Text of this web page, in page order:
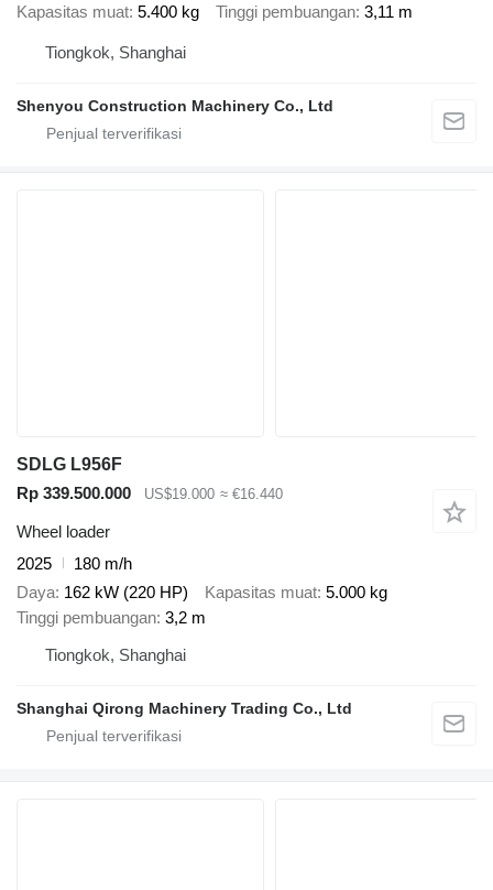
Kapasitas muat 5.400 kg Tinggi pembuangan 3,11 m
Tiongkok, Shanghai
Shenyou Construction Machinery Co., Ltd
SDLG L956F
Rp 339.500.000
US$19.000 ≈ €16.440
Wheel loader
2025
180 m/h
Daya 162 kW (220 HP) Kapasitas muat 5.000 kg
Tinggi pembuangan 3,2 m
Tiongkok, Shanghai
Shanghai Qirong Machinery Trading Co., Ltd